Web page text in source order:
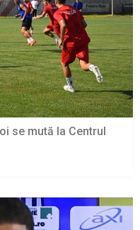
se mută la Centrul